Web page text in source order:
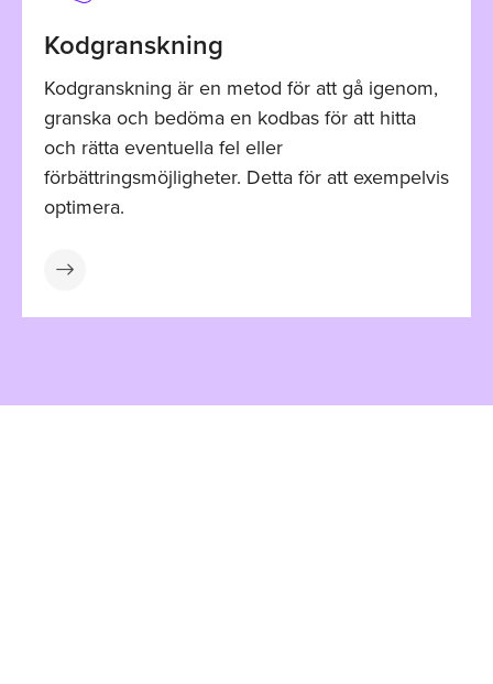
Kodgranskning
Kodgranskning är en metod för att gå igenom,
granska och bedöma en kodbas för att hitta
och rätta eventuella fel eller
förbättringsmöjligheter. Detta för att exempelvis
optimera.